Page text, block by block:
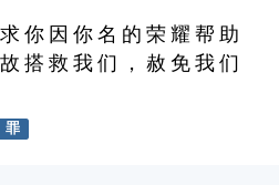
你 因 你 名 的 荣 耀 帮 助
搭 救 我 们 ， 赦 免 我 们
罪